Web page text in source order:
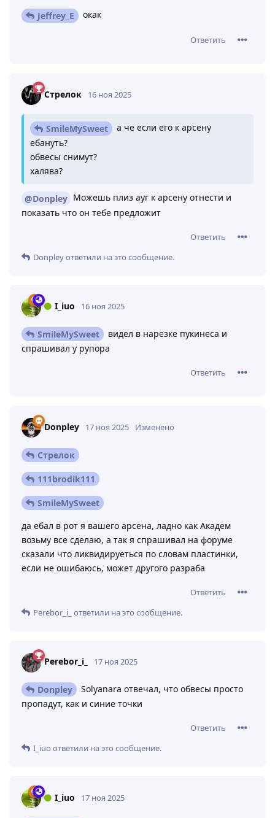
Jeffrey_E окак
Ответить
Стрелок 16 ноя 2025
SmileMySweet
а че если его к арсену
ебануть?
обвесы снимут?
халява?
@Donpley Можешь плиз ауг к арсену отнести и
показать что он тебе предложит
Ответить
Donpleyответили на это сообщение.
I_iuo 16 ноя 2025
SmileMySweet
видел в нарезке пукинеса и
спрашивал у рупора
Ответить
Donpley 17 ноя 2025 Изменено
Стрелок
111brodik111
SmileMySweet
да ебал в рот я вашего арсена, ладно как Академ
возьму все сделаю, а так я спрашивал на форуме
сказали что ликвидируеться по словам пластинки,
если не ошибаюсь, может другого разраба
Ответить
Perebor_i_ ответили на это сообщение.
Perebor_i_ 17 ноя 2025
Donpley
Solyanara отвечал, что обвесы просто
пропадут, как и синие точки
Ответить
I_iuo ответили на это сообщение.
I_iuo 17 ноя 2025